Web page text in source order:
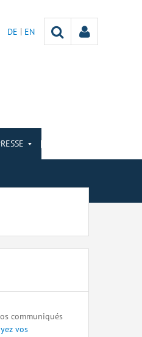
DE EN
communiqués
vos